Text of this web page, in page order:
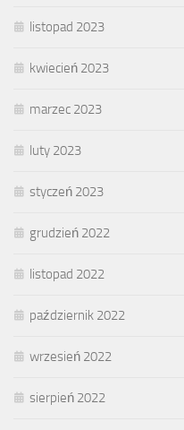
listopad 2023
kwiecień 2023
marzec 2023
luty 2023
styczeń 2023
grudzień 2022
listopad 2022
październik 2022
wrzesień 2022
sierpień 2022